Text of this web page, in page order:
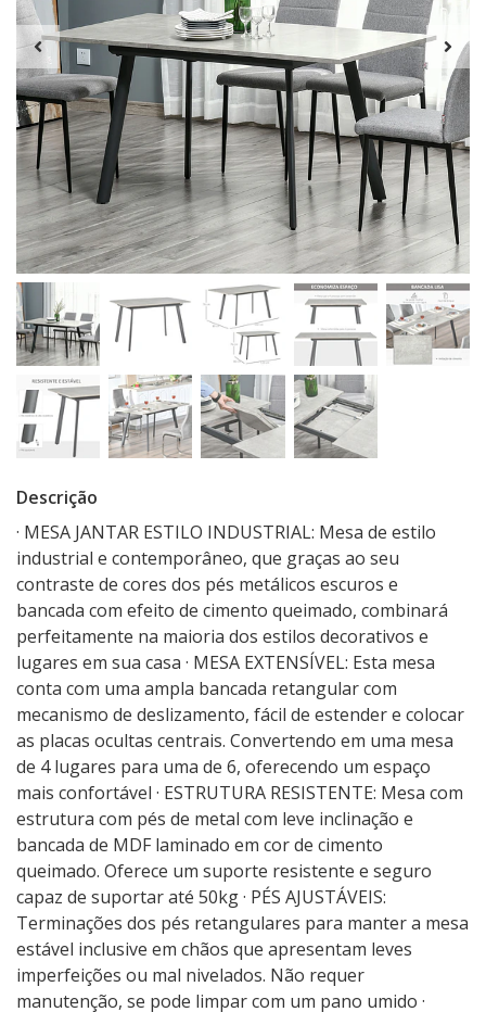
Descrição
· MESA JANTAR ESTILO INDUSTRIAL: Mesa de estilo
industrial e contemporâneo, que graças ao seu
contraste de cores dos pés metálicos escuros e
bancada com efeito de cimento queimado, combinará
perfeitamente na maioria dos estilos decorativos e
lugares em sua casa · MESA EXTENSÍVEL: Esta mesa
conta com uma ampla bancada retangular com
mecanismo de deslizamento, fácil de estender e colocar
as placas ocultas centrais. Convertendo em uma mesa
de 4 lugares para uma de 6, oferecendo um espaço
mais confortável · ESTRUTURA RESISTENTE: Mesa com
estrutura com pés de metal com leve inclinação e
bancada de MDF laminado em cor de cimento
queimado. Oferece um suporte resistente e seguro
capaz de suportar até 50kg · PÉS AJUSTÁVEIS:
Terminações dos pés retangulares para manter a mesa
estável inclusive em chãos que apresentam leves
imperfeições ou mal nivelados. Não requer
manutenção, se pode limpar com um pano umido ·